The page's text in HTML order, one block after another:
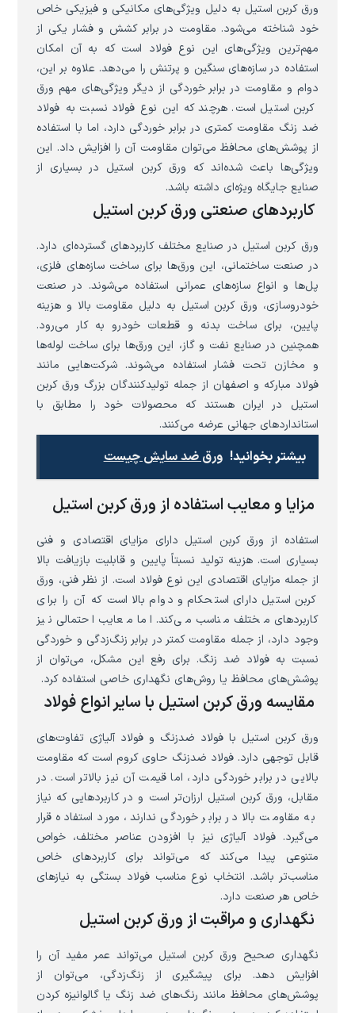
ورق کربن استیل به دلیل ویژگی‌های مکانیکی و فیزیکی خاص
خود شناخته می‌شود. مقاومت در برابر کشش و فشار یکی از
مهم‌ترین ویژگی‌های این نوع فولاد است که به آن امکان
استفاده در سازه‌های سنگین و پرتنش را می‌دهد. علاوه بر این،
دوام و مقاومت در برابر خوردگی از دیگر ویژگی‌های مهم ورق
کربن استیل است. هرچند که این نوع فولاد نسبت به فولاد
ضد زنگ مقاومت کمتری در برابر خوردگی دارد، اما با استفاده
از پوشش‌های محافظ می‌توان مقاومت آن را افزایش داد. این
ویژگی‌ها باعث شده‌اند که ورق کربن استیل در بسیاری از
صنایع جایگاه ویژه‌ای داشته باشد.
کاربردهای صنعتی ورق کربن استیل
ورق کربن استیل در صنایع مختلف کاربردهای گسترده‌ای دارد.
در صنعت ساختمانی، این ورق‌ها برای ساخت سازه‌های فلزی،
پل‌ها و انواع سازه‌های عمرانی استفاده می‌شوند. در صنعت
خودروسازی، ورق کربن استیل به دلیل مقاومت بالا و هزینه
پایین، برای ساخت بدنه و قطعات خودرو به کار می‌رود.
همچنین در صنایع نفت و گاز، این ورق‌ها برای ساخت لوله‌ها
و مخازن تحت فشار استفاده می‌شوند. شرکت‌هایی مانند
فولاد مبارکه و اصفهان از جمله تولیدکنندگان بزرگ ورق کربن
استیل در ایران هستند که محصولات خود را مطابق با
استانداردهای جهانی عرضه می‌کنند.
بیشتر بخوانید! ورق ضد سایش چیست
مزایا و معایب استفاده از ورق کربن استیل
استفاده از ورق کربن استیل دارای مزایای اقتصادی و فنی
بسیاری است. هزینه تولید نسبتاً پایین و قابلیت بازیافت بالا
از جمله مزایای اقتصادی این نوع فولاد است. از نظر فنی، ورق
کربن استیل دارای استحکام و دوام بالا است که آن را برای
کاربردهای مختلف مناسب می‌کند. اما معایب احتمالی نیز
وجود دارد، از جمله مقاومت کمتر در برابر زنگ‌زدگی و خوردگی
نسبت به فولاد ضد زنگ. برای رفع این مشکل، می‌توان از
پوشش‌های محافظ یا روش‌های نگهداری خاصی استفاده کرد.
مقایسه ورق کربن استیل با سایر انواع فولاد
ورق کربن استیل با فولاد ضدزنگ و فولاد آلیاژی تفاوت‌های
قابل توجهی دارد. فولاد ضدزنگ حاوی کروم است که مقاومت
بالایی در برابر خوردگی دارد، اما قیمت آن نیز بالاتر است. در
مقابل، ورق کربن استیل ارزان‌تر است و در کاربردهایی که نیاز
به مقاومت بالا در برابر خوردگی ندارند، مورد استفاده قرار
می‌گیرد. فولاد آلیاژی نیز با افزودن عناصر مختلف، خواص
متنوعی پیدا می‌کند که می‌تواند برای کاربردهای خاص
مناسب‌تر باشد. انتخاب نوع مناسب فولاد بستگی به نیازهای
خاص هر صنعت دارد.
نگهداری و مراقبت از ورق کربن استیل
نگهداری صحیح ورق کربن استیل می‌تواند عمر مفید آن را
افزایش دهد. برای پیشگیری از زنگ‌زدگی، می‌توان از
پوشش‌های محافظ مانند رنگ‌های ضد زنگ یا گالوانیزه کردن